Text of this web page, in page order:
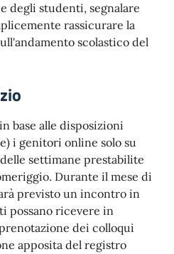
degli studenti, segnalare
rassicurare la
scolastico del
base alle disposizioni
i genitori online solo su
settimane prestabilite
Durante il mese di
previsto un incontro in
possano ricevere in
dei colloqui
apposita del registro